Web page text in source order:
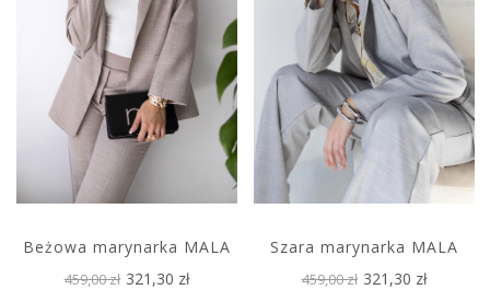
Beżowa marynarka MALA
459,00 zł 321,30 zł
Szara marynarka MALA
459,00 zł 321,30 zł